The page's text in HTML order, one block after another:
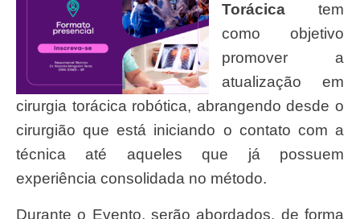
Torácica tem
como objetivo
promover a
atualização em
cirurgia torácica robótica, abrangendo desde o
cirurgião que está iniciando o contato com a
técnica até aqueles que já possuem
experiência consolidada no método.
Durante o Evento, serão abordados, de forma